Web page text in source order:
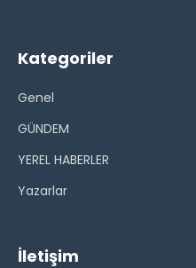
Kategoriler
Genel
GÜNDEM
YEREL HABERLER
Yazarlar
İletişim